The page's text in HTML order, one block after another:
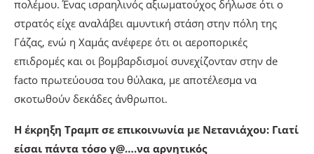
πολέμου. Ένας ισραηλινός αξιωματούχος δήλωσε ότι ο
στρατός είχε αναλάβει αμυντική στάση στην πόλη της
Γάζας, ενώ η Χαμάς ανέφερε ότι οι αεροπορικές
επιδρομές και οι βομβαρδισμοί συνεχίζονταν στην de
facto πρωτεύουσα του θύλακα, με αποτέλεσμα να
σκοτωθούν δεκάδες άνθρωποι.
Η έκρηξη Τραμπ σε επικοινωνία με Νετανιάχου: Γιατί
είσαι πάντα τόσο γ@….να αρνητικός